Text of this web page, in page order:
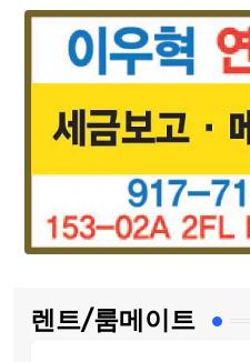
렌트/룸메이트